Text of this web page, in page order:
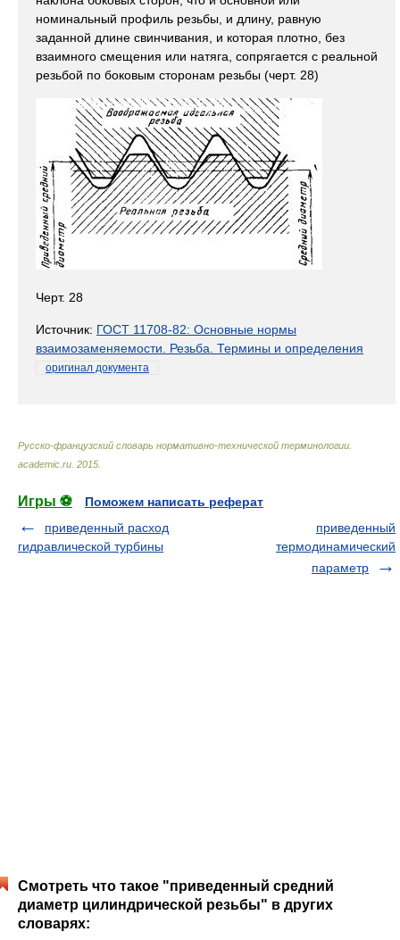
номинальный профиль резьбы, и длину, равную
заданной длине свинчивания, и которая плотно, без
взаимного смещения или натяга, сопрягается с реальной
резьбой по боковым сторонам резьбы (черт. 28)
Черт. 28
Источник: ГОСТ 11708-82: Основные нормы
взаимозаменяемости. Резьба. Термины и определения
оригинал документа
Русско-французский словарь нормативно-технической терминологии
academic.ru 2015
Игры ⚽
Поможем написать реферат
приведенный расход
гидравлической турбины
приведенный
термодинамический
параметр
Смотреть что такое "приведенный средний
диаметр цилиндрической резьбы" в других
словарях: